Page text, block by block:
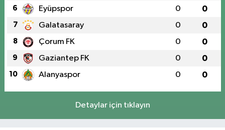
6 Eyüpspor 0 0
7 Galatasaray 0 0
8 Çorum FK 0 0
9 Gaziantep FK 0 0
10 Alanyaspor 0 0
Detaylar için tıklayın